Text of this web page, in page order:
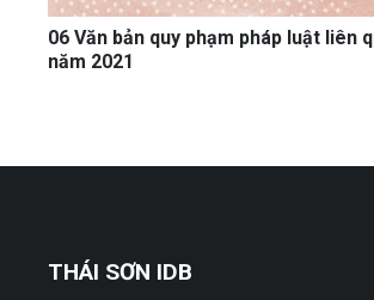
06 Văn bản quy phạm pháp luật liên
năm 2021
THÁI SƠN IDB